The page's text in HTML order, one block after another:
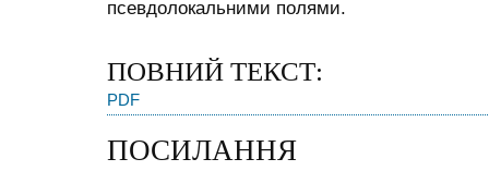
псевдолокальними полями.
ПОВНИЙ ТЕКСТ:
PDF
ПОСИЛАННЯ